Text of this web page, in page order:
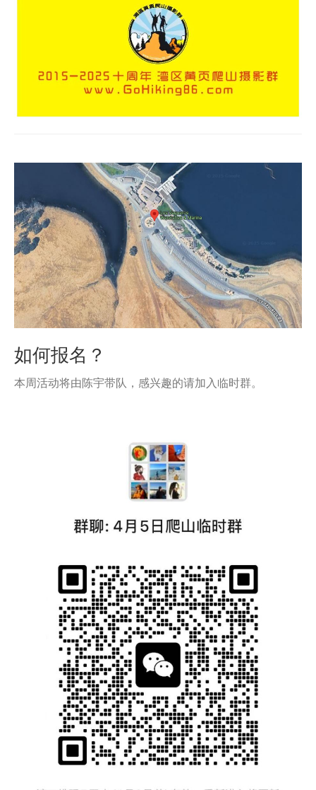
如何报名？
本周活动将由陈宇带队，感兴趣的请加入临时群。